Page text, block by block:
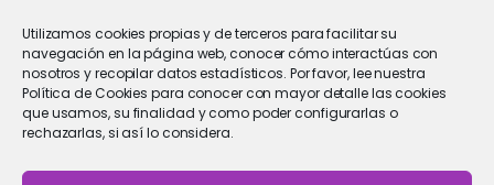
Utilizamos cookies propias y de terceros para facilitar su
navegación en la página web, conocer cómo interactúas con
nosotros y recopilar datos estadísticos. Por favor, lee nuestra
Política de Cookies para conocer con mayor detalle las cookies
que usamos, su finalidad y como poder configurarlas o
rechazarlas, si así lo considera.